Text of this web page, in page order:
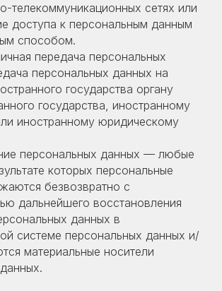
телекоммуникационных сетях или
доступа к персональным данным
способом.
передача персональных
персональных данных на
государства органу
государства, иностранному
иностранному юридическому
персональных данных — любые
которых персональные
безвозвратно с
дальнейшего восстановления
данных в
системе персональных данных и/
материальные носители